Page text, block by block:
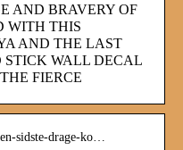
AND BRAVERY OF
WITH THIS
AND THE LAST
STICK WALL DECAL
FIERCE
sidste-drage-ko…